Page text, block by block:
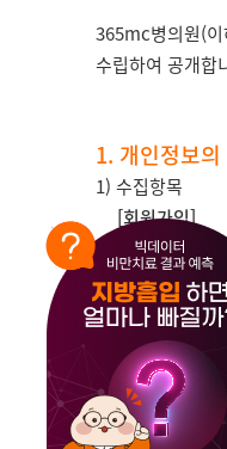
NEW 교
365mc병의원(이
수립하여 공개합
1. 개인정보
1) 수집항목
[회원가입]
필수항목 :
선택항목 : 생
[상담신청]
성명, 연락
[진료내원]
필수항목: 성
[수납]